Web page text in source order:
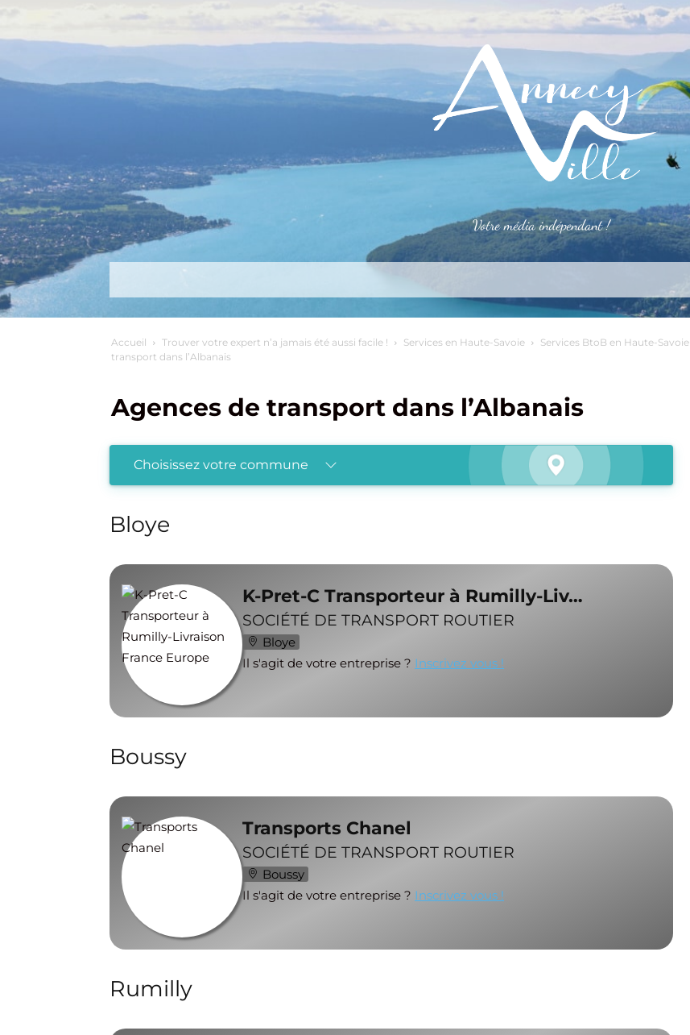
Votre média indépendant !
Accueil Trouver votre expert n’a jamais été aussi facile ! Services en Haute-Savoie Services BtoB en Haute-Savoie
transport dans l’Albanais
Agences de transport dans l’Albanais
Choisissez votre commune
Bloye
K-Pret-C Transporteur à Rumilly-Liv…
SOCIÉTÉ DE TRANSPORT ROUTIER
Bloye
Il s'agit de votre entreprise ? Inscrivez vous !
Boussy
Transports Chanel
SOCIÉTÉ DE TRANSPORT ROUTIER
Boussy
Il s'agit de votre entreprise ? Inscrivez vous !
Rumilly